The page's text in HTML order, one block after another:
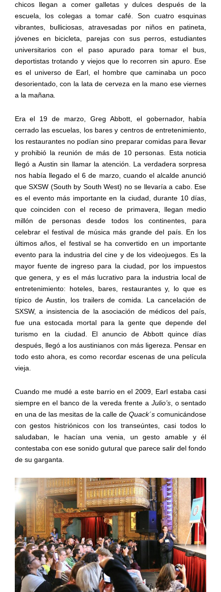
chicos llegan a comer galletas y dulces después de la
escuela, los colegas a tomar café. Son cuatro esquinas
vibrantes, bulliciosas, atravesadas por niños en patineta,
jóvenes en bicicleta, parejas con sus perros, estudiantes
universitarios con el paso apurado para tomar el bus,
deportistas trotando y viejos que lo recorren sin apuro. Ese
es el universo de Earl, el hombre que caminaba un poco
desorientado, con la lata de cerveza en la mano ese viernes
a la mañana
Era el 19 de marzo, Greg Abbott, el gobernador, había
cerrado las escuelas, los bares y centros de entretenimiento,
los restaurantes no podían sino preparar comidas para llevar
y prohibió la reunión de más de 10 personas. Esta noticia
llegó a Austin sin llamar la atención. La verdadera sorpresa
nos había llegado el 6 de marzo, cuando el alcalde anunció
que SXSW (South by South West) no se llevaría a cabo. Ese
es el evento más importante en la ciudad, durante 10 días,
que coinciden con el receso de primavera, llegan medio
millón de personas desde todos los continentes, para
celebrar el festival de música más grande del país. En los
últimos años, el festival se ha convertido en un importante
evento para la industria del cine y de los videojuegos. Es la
mayor fuente de ingreso para la ciudad, por los impuestos
que genera, y es el más lucrativo para la industria local de
entretenimiento: hoteles, bares, restaurantes y, lo que es
típico de Austin, los trailers de comida. La cancelación de
SXSW, a insistencia de la asociación de médicos del país,
fue una estocada mortal para la gente que depende del
turismo en la ciudad. El anuncio de Abbott quince días
después, llegó a los austinianos con más ligereza. Pensar en
todo esto ahora, es como recordar escenas de una película
vieja.
Cuando me mudé a este barrio en el 2009, Earl estaba casi
siempre en el banco de la vereda frente a Julio’s, o sentado
en una de las mesitas de la calle deQuack´s comunicándose
con gestos histriónicos con los transeúntes, casi todos lo
saludaban, le hacían una venia, un gesto amable y él
contestaba con ese sonido gutural que parece salir del fondo
de su garganta.